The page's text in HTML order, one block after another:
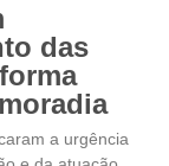
das
a urgência